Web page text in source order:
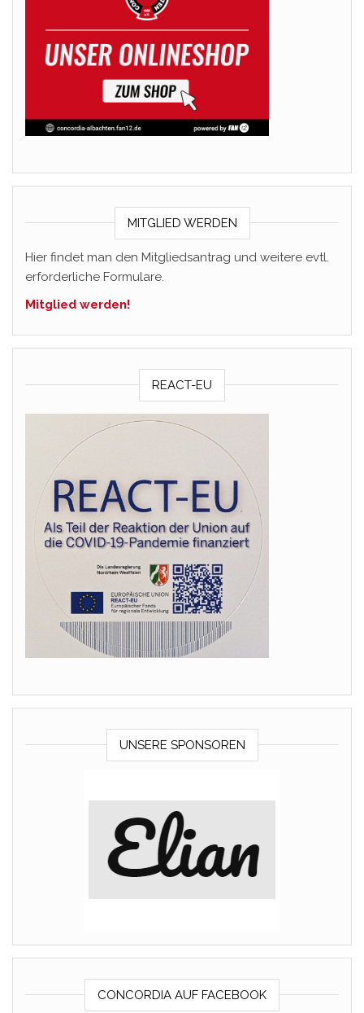
MITGLIED WERDEN
Hier findet man den Mitgliedsantrag und weitere evtl.
erforderliche Formulare.
Mitglied werden!
REACT-EU
UNSERE SPONSOREN
CONCORDIA AUF FACEBOOK